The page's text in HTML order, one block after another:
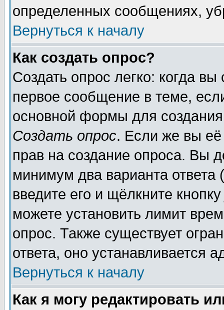
определенных сообщениях,
Вернуться к началу
Как создать опрос?
Создать опрос легко: когда
первое сообщение в теме,
основной формы для
Создать опрос. Если же вы её
прав на создание опроса. Вы
минимум два варианта ответа
введите его и щёлкните
можете установить лимит
опрос. Также существует
ответа, оно устанавливается
Вернуться к началу
Как я могу редактировать